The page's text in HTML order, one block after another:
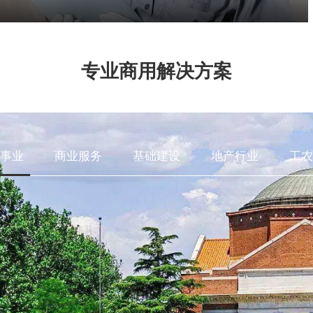
专业商用解决方案
业 商业服务 基础建设 地产行业 工